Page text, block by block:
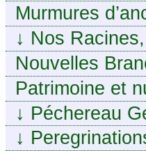
Murmures
↓ Nos
Nouvelles
Patrimoine et
↓ Péchereau
↓